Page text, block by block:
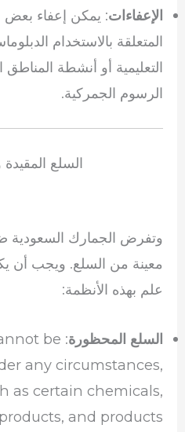
الإعفاءات: يمكن إعفاء بعض
المتعلقة بالاستخدام
التعليمية أو أنشطة
الرسوم الجمركية.
السلع
وتفرض الجمارك السعودية
معينة من السلع. ويجب أن
علم بهذه الأنظمة:
السلع المحظورة be
any circumstances,
as certain chemicals,
and products